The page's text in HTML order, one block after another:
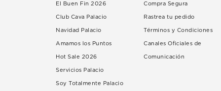
El Buen Fin 2026
Club Cava Palacio
Navidad Palacio
Amamos los Puntos
Hot Sale 2026
Servicios Palacio
Soy Totalmente Palacio
Compra Segura
Rastrea tu pedido
Términos y Condiciones
Canales Oficiales de
Comunicación